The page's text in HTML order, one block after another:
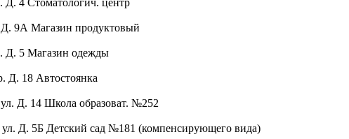
Д. 9А Магазин продуктовый
Д. 5 Магазин одежды
Д. 18 Автостоянка
Д. 14 Школа образоват. №252
Д. 5Б Детский сад №181 (компенсирующего вида)